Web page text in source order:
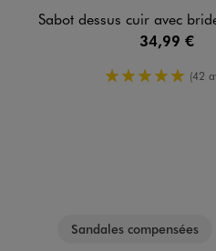
Sabot dessus cuir avec bride ajustable
34,99 €
5/5 de
(42
Sandales compensées